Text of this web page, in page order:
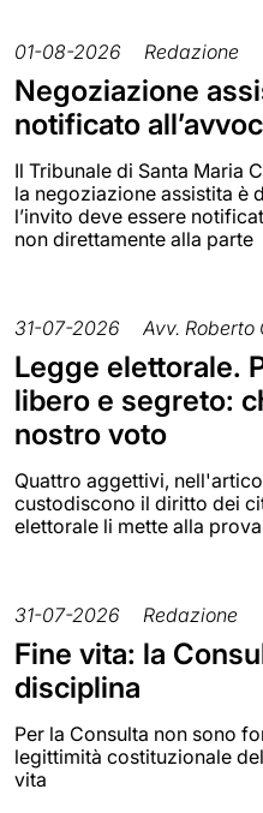
01-08-2026 Redazione
Negoziazione
notificato
Il Tribunale di Santa Maria
la negoziazione assistita è
l’invito deve essere
non direttamente alla parte
31-07-2026 Avv.
Legge elettorale.
libero e segreto:
nostro voto
Quattro aggettivi,
custodiscono il diritto dei
elettorale li mette alla
31-07-2026 Redazione
Fine vita: la
disciplina
Per la Consulta non sono
legittimità costituzionale
vita